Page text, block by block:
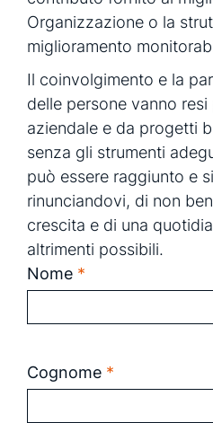
Organizzazione o la
miglioramento
Il coinvolgimento e la
delle persone vanno
aziendale e da progetti
senza gli strumenti
può essere raggiunto e
rinunciandovi, di non
crescita e di una
altrimenti possibili.
Nome *
Cognome *